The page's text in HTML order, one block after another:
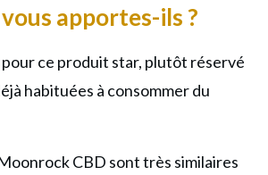
apportes-ils ?
pour ce produit star, plutôt réservé
habituées à consommer du
CBD sont très similaires